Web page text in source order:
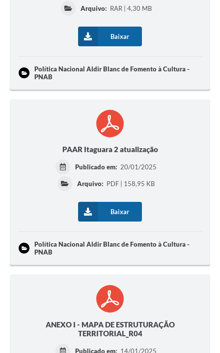
Arquivo: RAR | 4,30 MB
Baixar
Política Nacional Aldir Blanc de Fomento à Cultura -
PNAB
PAAR Itaguara 2 atualização
Publicado em: 20/01/2025
Arquivo: PDF | 158,95 KB
Baixar
Política Nacional Aldir Blanc de Fomento à Cultura -
PNAB
ANEXO I - MAPA DE ESTRUTURAÇÃO
TERRITORIAL_R04
Publicado em: 14/01/2025